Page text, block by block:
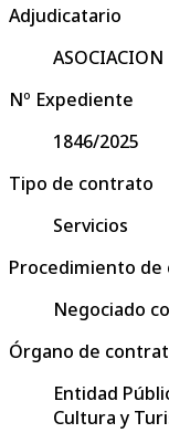
Adjudicatario
ASOCIACION
Nº Expediente
1846/2025
Tipo de contrato
Servicios
Procedimiento
Negociado
Órgano de
Entidad
Cultura y